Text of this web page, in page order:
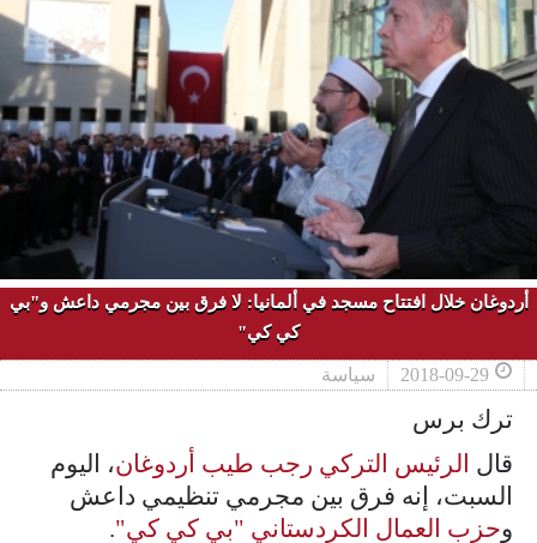
أردوغان خلال افتتاح مسجد في ألمانيا: لا فرق بين مجرمي داعش و"بي
كي كي"
2018-09-29 سياسة
ترك برس
قال الرئيس التركي رجب طيب أردوغان، اليوم
السبت، إنه فرق بين مجرمي تنظيمي داعش
وحزب العمال الكردستاني "بي كي كي".